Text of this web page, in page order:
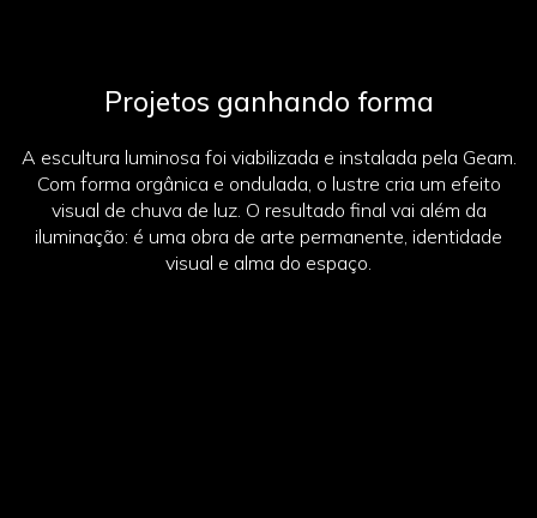
Projetos ganhando forma
A escultura luminosa foi viabilizada e instalada pela Geam.
Com forma orgânica e ondulada, o lustre cria um efeito
visual de chuva de luz. O resultado final vai além da
iluminação: é uma obra de arte permanente, identidade
visual e alma do espaço.